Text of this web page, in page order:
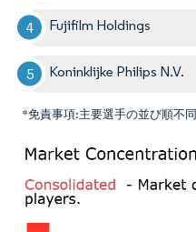
Fujifilm Holdings
Koninklijke Philips N.V.
*免責事項:主要選手の並び順不同